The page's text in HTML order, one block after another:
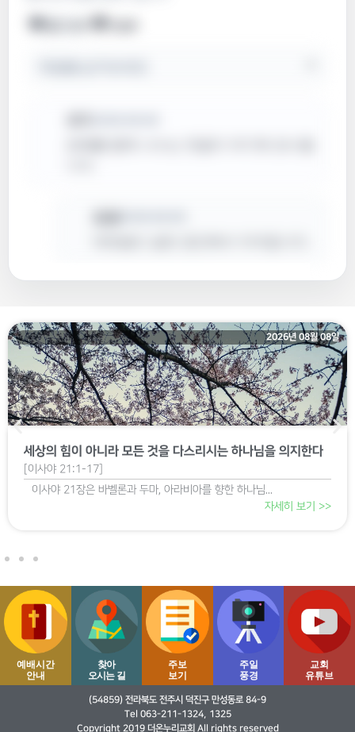
로그인하기
2026년 08월 07일
세워질 제단과 기둥, 사라질 의지하던 모든 것
[이사야 19:16-20:6]
19:16-25 애굽의 변화와 장차 임할 구원 20:1...
자세히 보기 >>
예배시간
안내
찾아
오시는 길
주보
보기
주일
풍경
교회
유튜브
(54859) 전라북도 전주시 덕진구 만성동로 84-9
Tel 063-211-1324, 1325
Copyright 2019 더온누리교회 All rights reserved